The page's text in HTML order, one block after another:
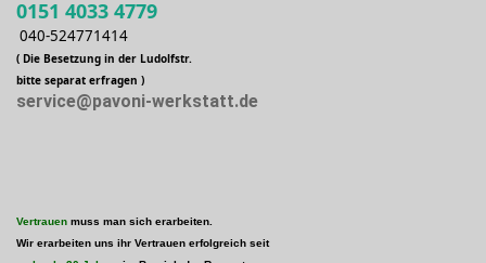
0151 4033 4779
040-524771414
( Die Besetzung in der Ludolfstr.
bitte separat erfragen )
service@pavoni-werkstatt.de
Vertrauen muss man sich erarbeiten.
Wir erarbeiten uns ihr Vertrauen erfolgreich seit